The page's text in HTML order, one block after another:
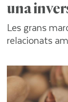
una
Les grans
relacionats